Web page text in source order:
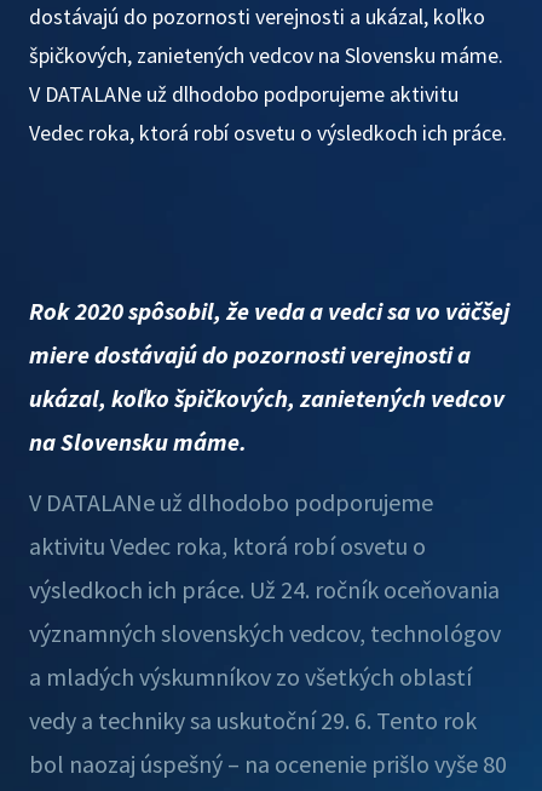
dostávajú do pozornosti verejnosti a ukázal, koľko
špičkových, zanietených vedcov na Slovensku máme.
V DATALANe už dlhodobo podporujeme aktivitu
Vedec roka, ktorá robí osvetu o výsledkoch ich práce.
Rok 2020 spôsobil, že veda a vedci sa vo väčšej
miere dostávajú do pozornosti verejnosti a
ukázal, koľko špičkových, zanietených vedcov
na Slovensku máme.
V DATALANe už dlhodobo podporujeme
aktivitu Vedec roka, ktorá robí osvetu o
výsledkoch ich práce. Už 24. ročník oceňovania
významných slovenských vedcov, technológov
a mladých výskumníkov zo všetkých oblastí
vedy a techniky sa uskutoční 29. 6. Tento rok
bol naozaj úspešný – na ocenenie prišlo vyše 80